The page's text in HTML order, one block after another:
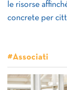
le risorse
concrete per
#Associati